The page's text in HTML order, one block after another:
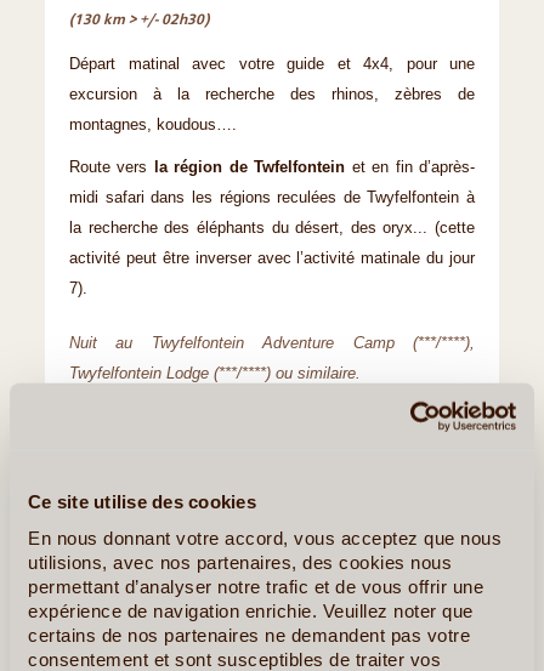
Ce site utilise des cookies
En nous donnant votre accord, vous acceptez que nous
utilisions, avec nos partenaires, des cookies nous
permettant d’analyser notre trafic et de vous offrir une
expérience de navigation enrichie. Veuillez noter que
certains de nos partenaires ne demandent pas votre
consentement et sont susceptibles de traiter vos
(130 km > +/- 02h30)
Départ matinal avec votre guide et 4x4, pour une
excursion à la recherche des rhinos, zèbres de
montagnes, koudous….
Route vers la région de Twfelfontein et en fin d’après-
midi safari dans les régions reculées de Twyfelfontein à
la recherche des éléphants du désert, des oryx... (cette
activité peut être inverser avec l’activité matinale du jour
7).
Nuit au Twyfelfontein Adventure Camp (***/****),
Twyfelfontein Lodge (***/****) ou similaire.